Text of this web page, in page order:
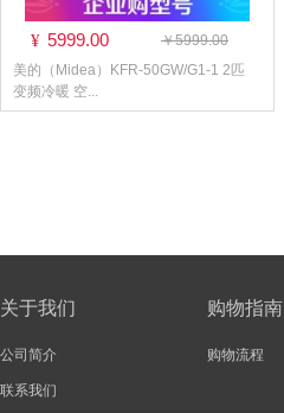
¥ 5999.00
￥5999.00
美的（Midea）KFR-50GW/G1-1 2匹
变频冷暖 空...
关于我们
公司简介
联系我们
购物指南
购物流程